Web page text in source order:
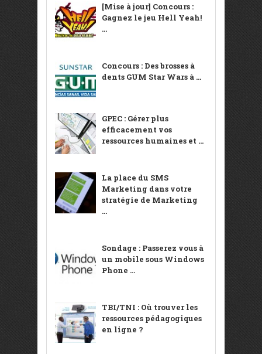
[Mise à jour] Concours :
Gagnez le jeu Hell Yeah!
...
Concours : Des brosses à
dents GUM Star Wars à ...
GPEC : Gérer plus
efficacement vos
ressources humaines et ...
La place du SMS
Marketing dans votre
stratégie de Marketing
...
Sondage : Passerez vous à
un mobile sous Windows
Phone ...
TBI/TNI : Où trouver les
ressources pédagogiques
en ligne ?